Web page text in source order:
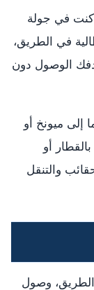
كنت في جولة
في الطريق،
الوصول دون
إلى ميونخ أو
أو
والتنقل
وصول